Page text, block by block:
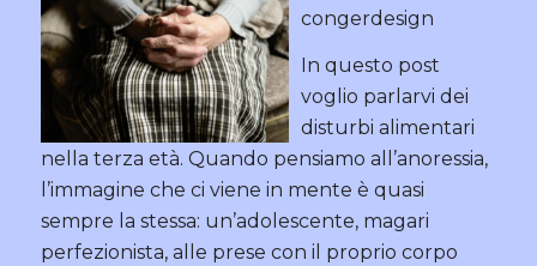
congerdesign
In questo post
voglio parlarvi dei
disturbi alimentari
nella terza età. Quando pensiamo all’anoressia,
l’immagine che ci viene in mente è quasi
sempre la stessa: un’adolescente, magari
perfezionista, alle prese con il proprio corpo